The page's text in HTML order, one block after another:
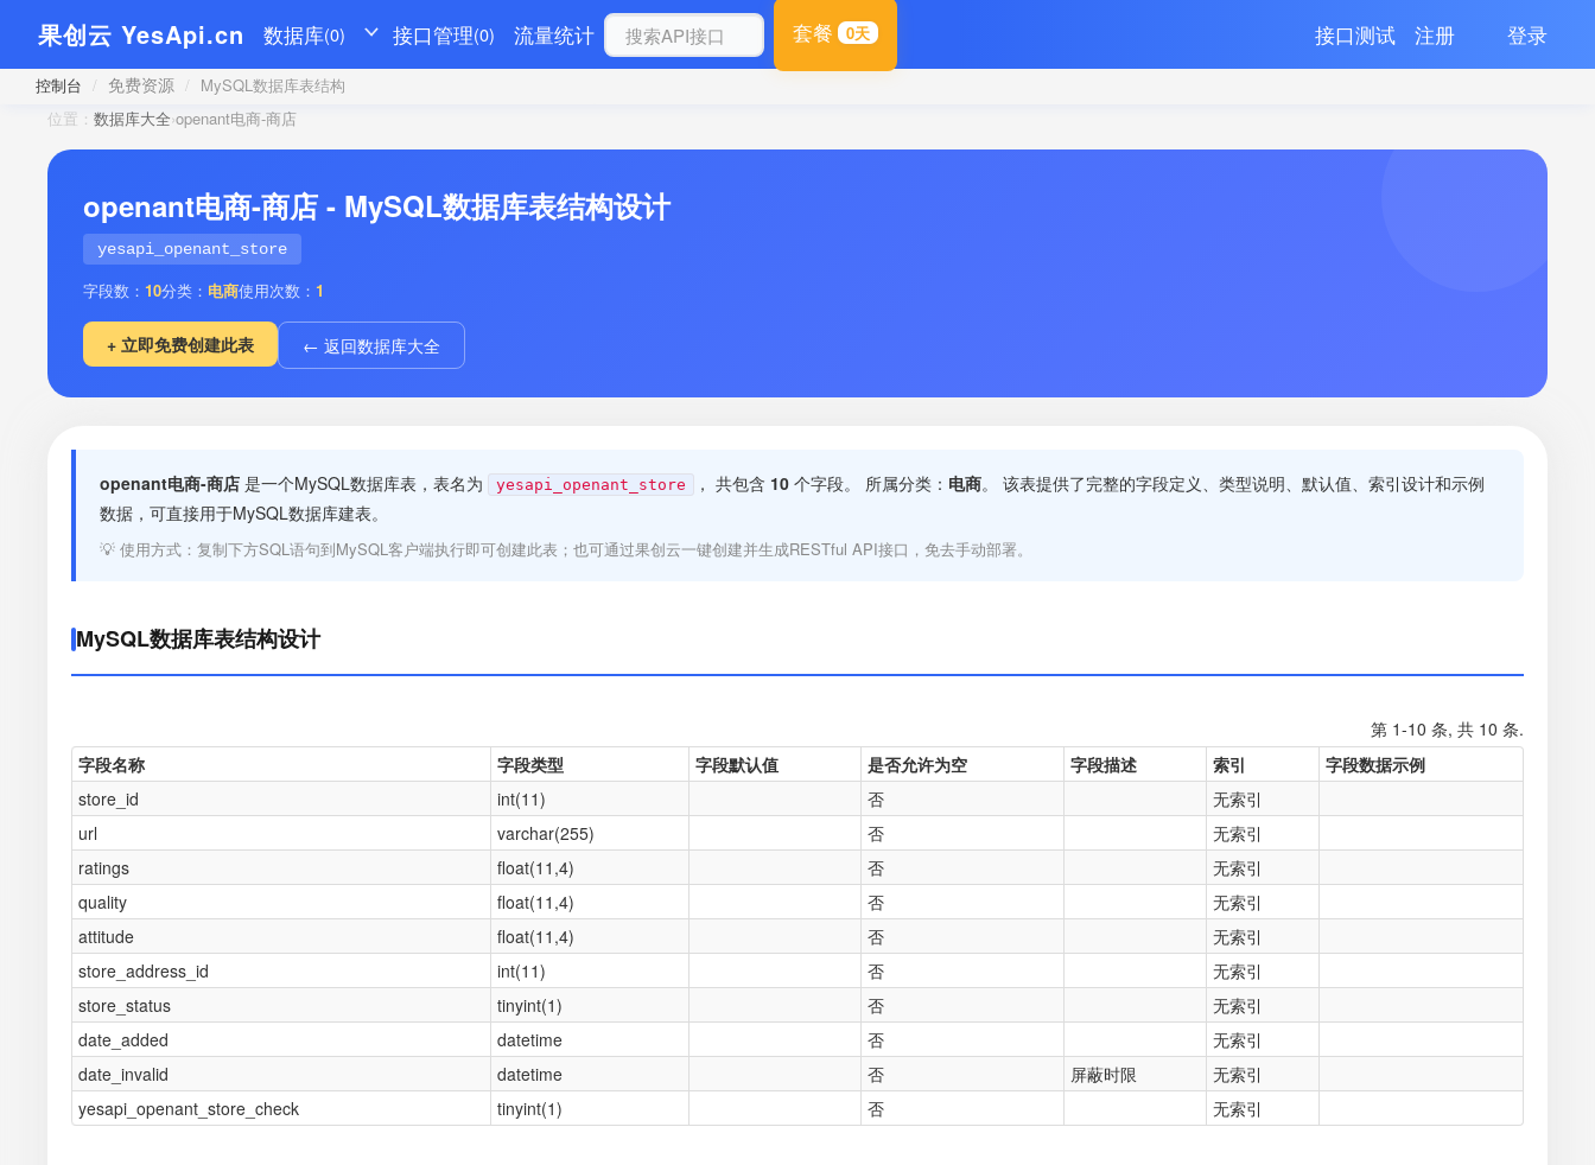
果创云 YesApi.cn 数据库(0) 接口管理(0) 流量统计 套餐 0天 接口测试 注册 登录
控制台 / 免费资源 / MySQL数据库表结构
位置： 数据库大全›openant电商-商店
openant电商-商店 - MySQL数据库表结构设计
yesapi_openant_store
字段数： 10分类： 电商使用次数： 1
+ 立即免费创建此表 ← 返回数据库大全
openant电商-商店 是一个MySQL数据库表，表名为 yesapi_openant_store ， 共包含 10 个字段。 所属分类： 电商。 该表提供了完整的字段定义、类型说明、默认值、索引设计和示例
数据，可直接用于MySQL数据库建表。
💡 使用方式：复制下方SQL语句到MySQL客户端执行即可创建此表；也可通过果创云一键创建并生成RESTful API接口，免去手动部署。
MySQL数据库表结构设计
第 1-10 条, 共 10 条.
字段名称
字段类型 字段默认值 是否允许为空 字段描述 索引
字段数据示例
store_id
int(11) 否
无索引
url
varchar(255) 否
无索引
ratings
float(11,4) 否
无索引
quality
float(11,4) 否
无索引
attitude
float(11,4) 否
无索引
store_address_id
int(11) 否
无索引
store_status
tinyint(1) 否
无索引
date_added
datetime 否
无索引
date_invalid
datetime 否 屏蔽时限
无索引
yesapi_openant_store_check
tinyint(1) 否 无索引